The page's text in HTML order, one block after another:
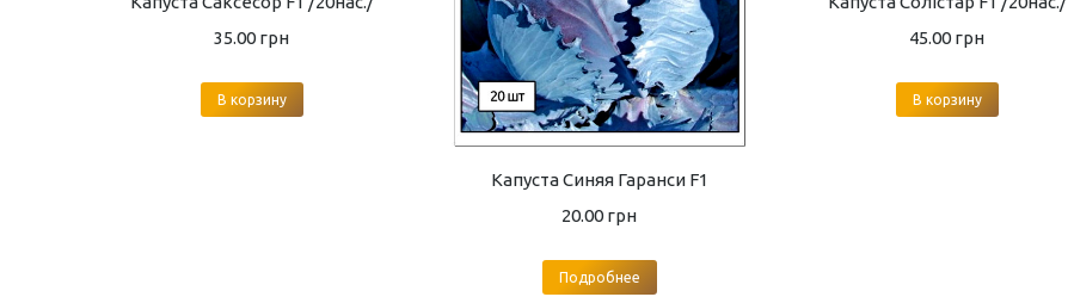
35.00 грн
В корзину
Капуста Синяя Гаранси F1
20.00 грн
Подробнее
45.00 грн
В корзину